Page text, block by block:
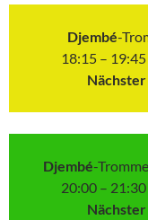
Djembé-
18:15 –
Nächster
Djembé-
20:00 –
Nächster